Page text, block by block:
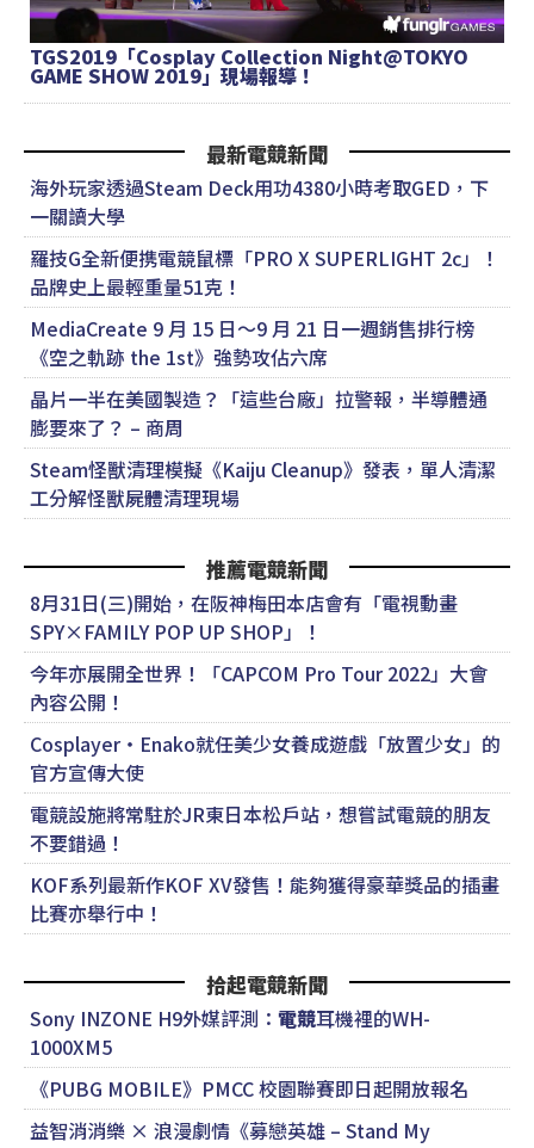
TGS2019「Cosplay Collection Night@TOKYO
GAME SHOW 2019」現場報導！
最新電競新聞
海外玩家透過Steam Deck用功4380小時考取GED，下
一關讀大學
羅技G全新便携電競鼠標「PRO X SUPERLIGHT 2c」！
品牌史上最輕重量51克！
MediaCreate 9 月 15 日～9 月 21 日一週銷售排行榜
《空之軌跡 the 1st》強勢攻佔六席
晶片一半在美國製造？「這些台廠」拉警報，半導體通
膨要來了？ – 商周
Steam怪獸清理模擬《Kaiju Cleanup》發表，單人清潔
工分解怪獸屍體清理現場
推薦電競新聞
8月31日(三)開始，在阪神梅田本店會有「電視動畫
SPY×FAMILY POP UP SHOP」！
今年亦展開全世界！「CAPCOM Pro Tour 2022」大會
內容公開！
Cosplayer・Enako就任美少女養成遊戲「放置少女」的
官方宣傳大使
電競設施將常駐於JR東日本松戶站，想嘗試電競的朋友
不要錯過！
KOF系列最新作KOF XV發售！能夠獲得豪華獎品的插畫
比賽亦舉行中！
拾起電競新聞
Sony INZONE H9外媒評測： 電競耳機裡的WH-
1000XM5
《PUBG MOBILE》PMCC 校園聯賽即日起開放報名
益智消消樂 × 浪漫劇情《募戀英雄 – Stand My